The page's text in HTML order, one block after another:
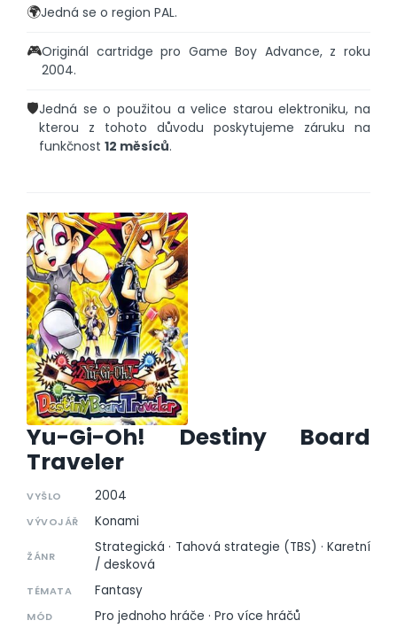
🌍Jedná se o region PAL.
🎮Originál cartridge pro Game Boy Advance, z roku
2004.
🛡️Jedná se o použitou a velice starou elektroniku, na
kterou z tohoto důvodu poskytujeme záruku na
funkčnost 12 měsíců.
Yu-Gi-Oh! Destiny Board
Traveler
VYŠLO 2004
VÝVOJÁŘ Konami
ŽÁNR
Strategická · Tahová strategie (TBS) · Karetní
/ desková
TÉMATA Fantasy
MÓD Pro jednoho hráče · Pro více hráčů